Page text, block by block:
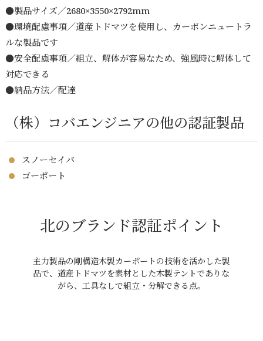
●製品サイズ／2680×3550×2792mm
●環境配慮事項／道産トドマツを使用し、カーボンニュートラ
ルな製品です
●安全配慮事項／組立、解体が容易なため、強風時に解体して
対応できる
●納品方法／配達
（株）コバエンジニアの他の認証製品
スノーセイバ
ゴーポート
北のブランド認証ポイント
主力製品の剛構造木製カーポートの技術を活かした製
品で、道産トドマツを素材とした木製テントでありな
がら、工具なしで組立・分解できる点。